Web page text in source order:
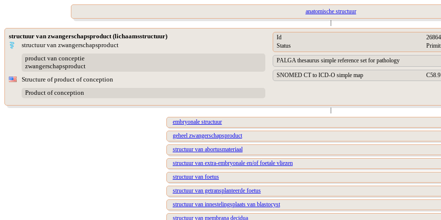
anatomische structuur
|
structuur van zwangerschapsproduct (lichaamsstructuur)
structuur van zwangerschapsproduct
product van conceptie
zwangerschapsproduct
Structure of product of conception
Product of conception
Id
Status
PALGA thesaurus simple reference set for pathology
SNOMED CT to ICD-O simple map C58.9
|
embryonale structuur
geheel zwangerschapsproduct
structuur van abortusmateriaal
structuur van extra-embryonale en/of foetale vliezen
structuur van foetus
structuur van getransplanteerde foetus
structuur van innestelingsplaats van blastocyst
structuur van membrana decidua